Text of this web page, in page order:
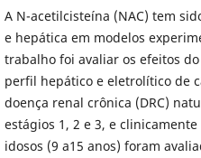
A N-acetilcisteína (NAC) tem
e hepática em modelos
trabalho foi avaliar os efeitos
perfil hepático e eletrolítico de
doença renal crônica (DRC)
estágios 1, 2 e 3, e
idosos (9 a15 anos) foram